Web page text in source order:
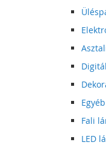
Fali
LED